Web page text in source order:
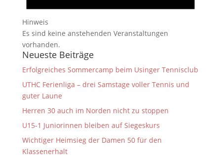
Hinweis
Es sind keine anstehenden Veranstaltungen
vorhanden.
Neueste Beiträge
Erfolgreiches Sommercamp beim Usinger Tennisclub
UTHC Ferienliga – drei Samstage voller Tennis und
guter Laune
Herren 30 auch im Norden nicht zu stoppen
U15-1 Juniorinnen bleiben auf Siegeskurs
Wichtiger Heimsieg der Damen 50 für den
Klassenerhalt